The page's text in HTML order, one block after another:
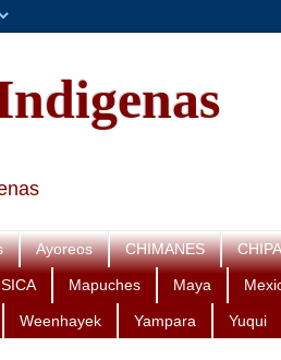
Ayoreos CHIMANES
Mapuches Maya
Weenhayek Yampara Yuqui